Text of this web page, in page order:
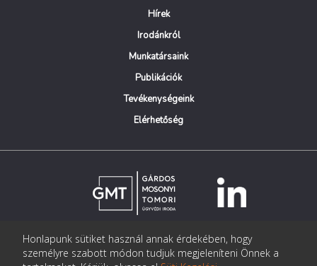
Hírek
Irodánkról
Munkatársaink
Publikációk
Tevékenységeink
Elérhetőség
© Copyright Gárdos Mosonyi Tomori Ügyvédi Iroda
postmaster@gmtlegal.hu
Honlapunk sütiket használ annak érdekében, hogy
személyre szabott módon tudjuk megjeleníteni Önnek a